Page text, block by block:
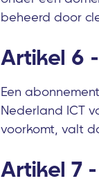
beheerd door
Artikel 6
Een
Nederland ICT
voorkomt, valt
Artikel 7